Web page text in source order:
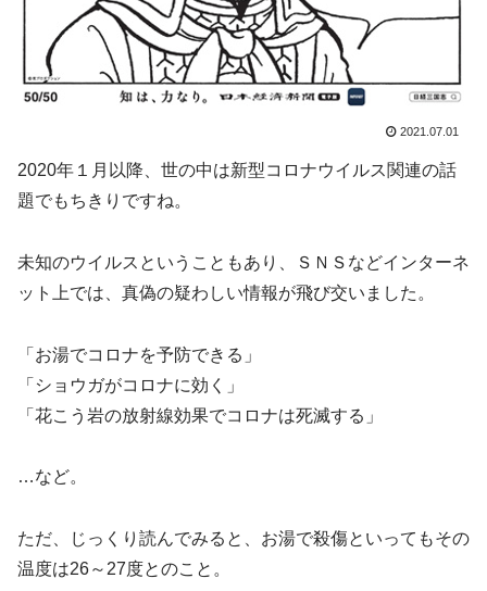
2021.07.01
2020年１月以降、世の中は新型コロナウイルス関連の話
題でもちきりですね。
未知のウイルスということもあり、ＳＮＳなどインターネ
ット上では、真偽の疑わしい情報が飛び交いました。
「お湯でコロナを予防できる」
「ショウガがコロナに効く」
「花こう岩の放射線効果でコロナは死滅する」
…など。
ただ、じっくり読んでみると、お湯で殺傷といってもその
温度は26～27度とのこと。